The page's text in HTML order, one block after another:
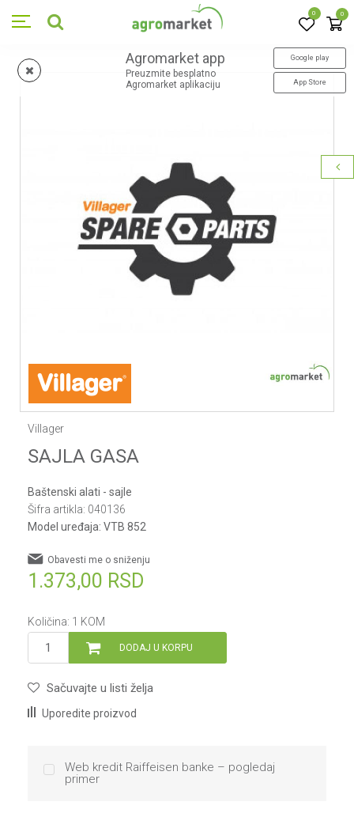
0 0
Agromarket app
Preuzmite besplatno
Agromarket aplikaciju
Google play
App Store
Villager
SAJLA GASA
Baštenski alati - sajle
Šifra artikla: 040136
Model uređaja: VTB 852
1.373,00 RSD
Obavesti me o sniženju
Količina: 1 KOM
DODAJ U KORPU
Sačuvajte u listi želja
Uporedite proizvod
Web kredit Raiffeisen banke – pogledaj
primer